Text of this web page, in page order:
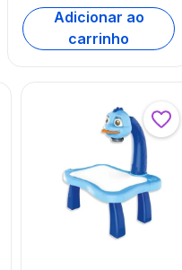
Adicionar ao
carrinho